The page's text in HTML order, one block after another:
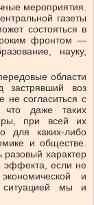
мероприятия.
газеты
состояться в
фронтом —
науку,
области
застрявший воз
не согласиться с
что даже таких
при всей их
для каких-либо
и обществе.
характер
эффекта, если не
и
мы и